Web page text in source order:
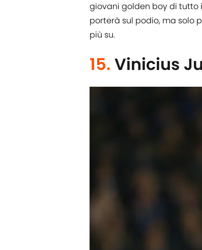
giovani golden boy di tutto
porterà sul podio, ma solo
più su.
15. Vinicius